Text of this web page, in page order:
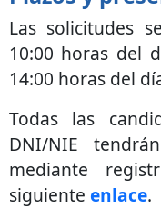
Las solicitudes
10:00 horas del
14:00 horas del
Todas las
DNI/NIE
mediante
siguiente enlace.